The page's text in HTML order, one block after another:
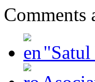
Comments
"Satul